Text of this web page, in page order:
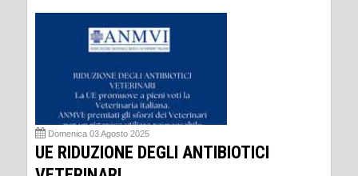
Domenica 03 Agosto 2025
UE RIDUZIONE DEGLI ANTIBIOTICI